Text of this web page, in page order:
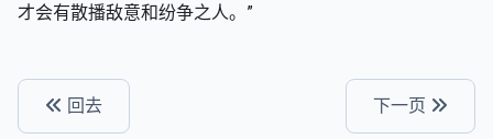
才会有散播敌意和纷争之人。”
回去 下一页